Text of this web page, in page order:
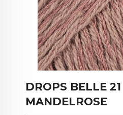
DROPS BELLE 21
MANDELROSE